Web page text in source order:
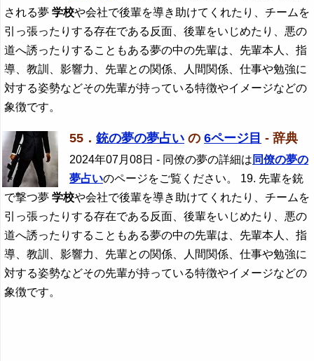
される夢学校や会社で後輩を導き助けてくれたり、チームを
引っ張ったりする存在である反面、後輩をいじめたり、悪の
道へ誘ったりすることもある夢の中の先輩は、先輩本人、指
導、教訓、影響力、先輩との関係、人間関係、仕事や勉強に
対する姿勢などその先輩が持っている特徴やイメージなどの
象徴です。
55． 銃の夢の夢占い の 6ページ目 - 辞典
2024年07月08日 - 同僚の夢の詳細は 同僚の夢の
夢占いのページをご覧ください。 19. 先輩を銃
で撃つ夢学校や会社で後輩を導き助けてくれたり、チームを
引っ張ったりする存在である反面、後輩をいじめたり、悪の
道へ誘ったりすることもある夢の中の先輩は、先輩本人、指
導、教訓、影響力、先輩との関係、人間関係、仕事や勉強に
対する姿勢などその先輩が持っている特徴やイメージなどの
象徴です。